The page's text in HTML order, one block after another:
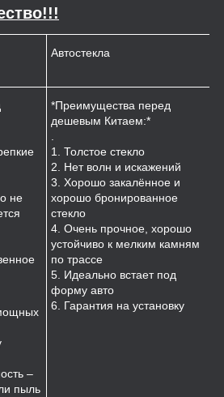
Автостекла
не
–
пыль
*Преимущества перед
дешевым Китаем:*
.
1. Толстое стекло
2. Нет волн и искажений
3. Хорошо закалённое и
хорошо бронированное
стекло
4. Очень прочное, хорошо
устойчиво к мелким камням
по трассе
5. Идеально встает под
форму авто
6. Гарантия на установку